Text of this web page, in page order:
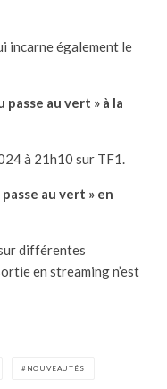
incarne également le
au vert » à la
à 21h10 sur TF1.
au vert » en
différentes
en streaming n’est
NOUVEAUTÉS